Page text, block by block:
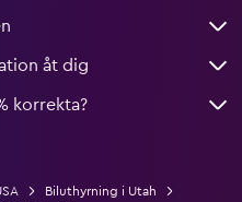
åt dig
korrekta?
Biluthyrning i Utah